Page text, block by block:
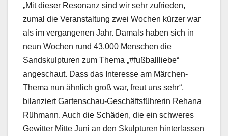
„Mit dieser Resonanz sind wir sehr zufrieden,
zumal die Veranstaltung zwei Wochen kürzer war
als im vergangenen Jahr. Damals haben sich in
neun Wochen rund 43.000 Menschen die
Sandskulpturen zum Thema „#fußballliebe“
angeschaut. Dass das Interesse am Märchen-
Thema nun ähnlich groß war, freut uns sehr“,
bilanziert Gartenschau-Geschäftsführerin Rehana
Rühmann. Auch die Schäden, die ein schweres
Gewitter Mitte Juni an den Skulpturen hinterlassen